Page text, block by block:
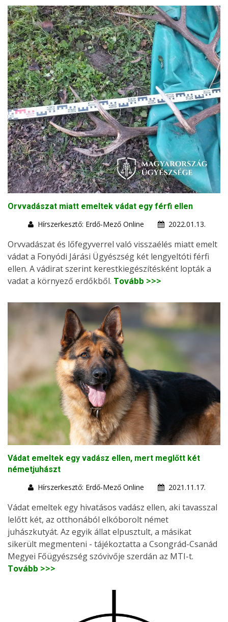
Orvvadászat miatt emeltek vádat egy férfi ellen
Hírszerkesztő: Erdő-Mező Online
2022.01.13.
Orvvadászat és lőfegyverrel való visszaélés miatt emelt
vádat a Fonyódi Járási Ügyészség két lengyeltóti férfi
ellen. A vádirat szerint kerestkiegészítésként lopták a
vadat a környező erdőkből. Tovább >>>
Vádat emeltek egy vadász ellen, mert meglőtt két
németjuhászt
Hírszerkesztő: Erdő-Mező Online
2021.11.17.
Vádat emeltek egy hivatásos vadász ellen, aki tavasszal
lelőtt két, az otthonából elkóborolt német
juhászkutyát. Az egyik állat elpusztult, a másikat
sikerült megmenteni - tájékoztatta a Csongrád-Csanád
Megyei Főügyészség szóvivője szerdán az MTI-t.
Tovább >>>